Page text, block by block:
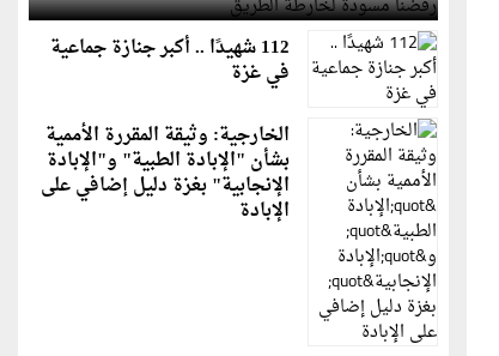
112 شهيدًا .. أكبر جنازة جماعية
في غزة
الخارجية: وثيقة المقررة الأممية
بشأن "الإبادة الطبية" و"الإبادة
الإنجابية" بغزة دليل إضافي على
الإبادة